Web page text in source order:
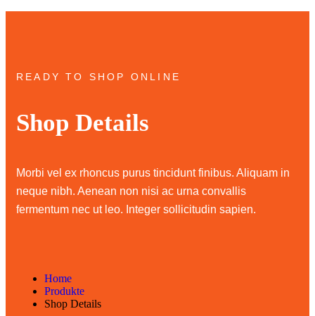
READY TO SHOP ONLINE
Shop Details
Morbi vel ex rhoncus purus tincidunt finibus. Aliquam in
neque nibh. Aenean non nisi ac urna convallis
fermentum nec ut leo. Integer sollicitudin sapien.
Home
Produkte
Shop Details